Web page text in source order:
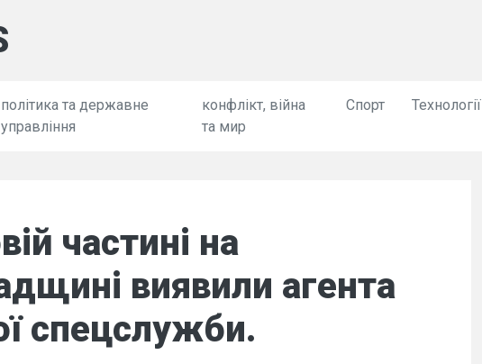
політика та державне
управління
конфлікт, війна
та мир
Спорт Технології
частині на
виявили агента
спецслужби.